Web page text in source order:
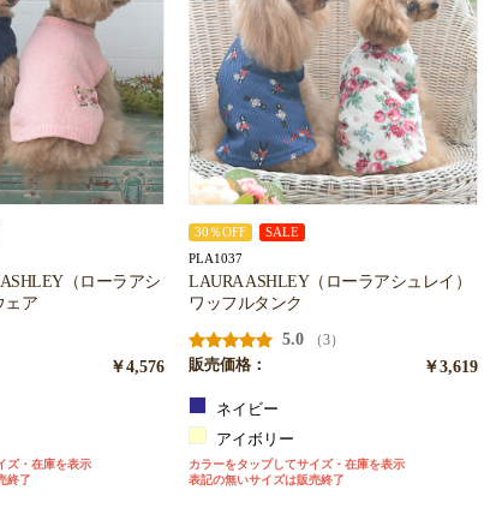
（ローラアシ
ェア
￥4,576
ズ・在庫を表示
終了
30％OFF SALE
PLA1037
LAURA ASHLEY（ローラアシュレイ）
ワッフルタンク
5.0
（3）
販売価格：
￥3,619
ネイビー
アイボリー
カラーをタップしてサイズ・在庫を表示
表記の無いサイズは販売終了